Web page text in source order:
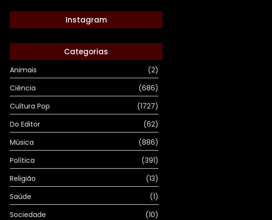
Instagram
Categorias
Animais
(2)
Ciência
(686)
Cultura Pop
(1727)
Do Editor
(62)
Música
(886)
Política
(391)
Religião
(13)
Saúde
(1)
Sociedade
(10)